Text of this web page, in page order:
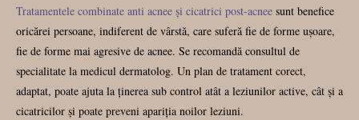
Tratamentele combinate anti acnee și cicatrici post-acnee sunt benefice
oricărei persoane, indiferent de vârstă, care suferă fie de forme ușoare,
fie de forme mai agresive de acnee. Se recomandă consultul de
specialitate la medicul dermatolog. Un plan de tratament corect,
adaptat, poate ajuta la ținerea sub control atât a leziunilor active, cât și a
cicatricilor și poate preveni apariția noilor leziuni.